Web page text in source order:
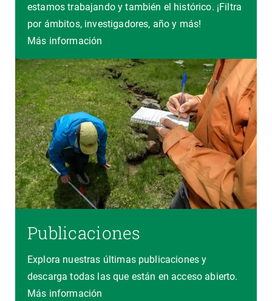
estamos trabajando y también el histórico. ¡Filtra
por ámbitos, investigadores, año y más!
Más información
Publicaciones
Explora nuestras últimas publicaciones y
descarga todas las que están en acceso abierto.
Más información